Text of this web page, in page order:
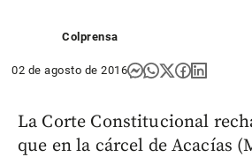
Colprensa
02 de agosto de 2016
La Corte Constitucional
que en la cárcel de Acacías